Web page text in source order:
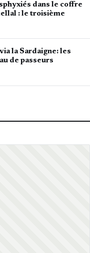
dans le coffre
: le troisième
la Sardaigne: les
de passeurs